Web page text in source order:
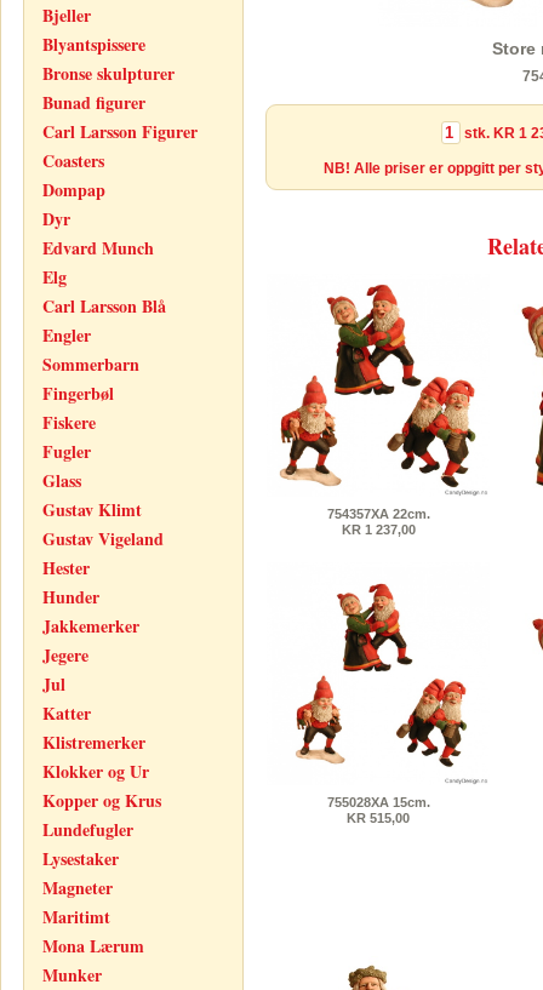
Bjeller
Blyantspissere
Bronse skulpturer
Bunad figurer
Carl Larsson Figurer
Coasters
Dompap
Dyr
Edvard Munch
Elg
Carl Larsson Blå
Engler
Sommerbarn
Fingerbøl
Fiskere
Fugler
Glass
Gustav Klimt
Gustav Vigeland
Hester
Hunder
Jakkemerker
Jegere
Jul
Katter
Klistremerker
Klokker og Ur
Kopper og Krus
Lundefugler
Lysestaker
Magneter
Maritimt
Mona Lærum
Munker
Store
stk. KR 1
NB! Alle priser er oppgitt per
754357XA 22cm.
KR 1 237,00
755028XA 15cm.
KR 515,00